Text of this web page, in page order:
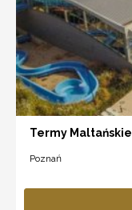
Termy Maltańskie
Poznań